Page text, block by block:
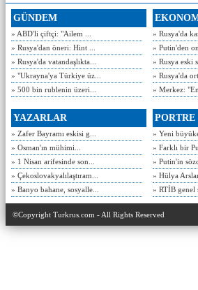
GÜNDEM
» ABD'li çiftçi: "Ailem ...
» Rusya'dan öneri: Hint ...
» Rusya'da vatandaşlıkta...
» "Ukrayna'ya Türkiye üz...
» 500 bin rublenin üzeri...
» Rusya'da
» Putin'den
» Rusya eski
» Rusya'da
» Merkez:
YAZARLAR
» Zafer Bayramı eskisi g...
» Osman'ın mühimi...
» 1 Nisan arifesinde son...
» Çekoslovakyalılaştıram...
» Banyo bahane, sosyalle...
PORTRE
» Yeni
» Farklı bir
» Putin'in
» Hülya
» RTİB genel
©Copyright Turkrus.com - All Rights Reserved